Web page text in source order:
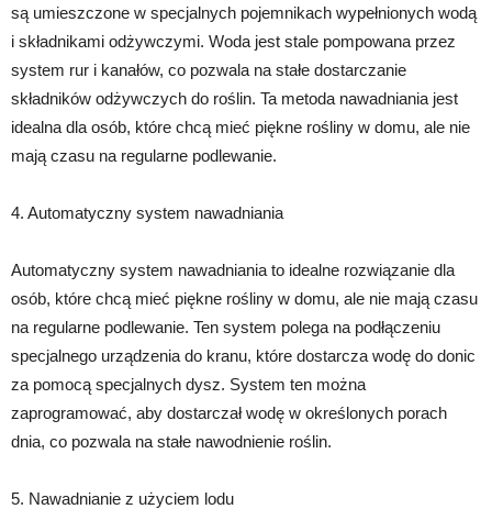
są umieszczone w specjalnych pojemnikach wypełnionych wodą
i składnikami odżywczymi. Woda jest stale pompowana przez
system rur i kanałów, co pozwala na stałe dostarczanie
składników odżywczych do roślin. Ta metoda nawadniania jest
idealna dla osób, które chcą mieć piękne rośliny w domu, ale nie
mają czasu na regularne podlewanie.
4. Automatyczny system nawadniania
Automatyczny system nawadniania to idealne rozwiązanie dla
osób, które chcą mieć piękne rośliny w domu, ale nie mają czasu
na regularne podlewanie. Ten system polega na podłączeniu
specjalnego urządzenia do kranu, które dostarcza wodę do donic
za pomocą specjalnych dysz. System ten można
zaprogramować, aby dostarczał wodę w określonych porach
dnia, co pozwala na stałe nawodnienie roślin.
5. Nawadnianie z użyciem lodu